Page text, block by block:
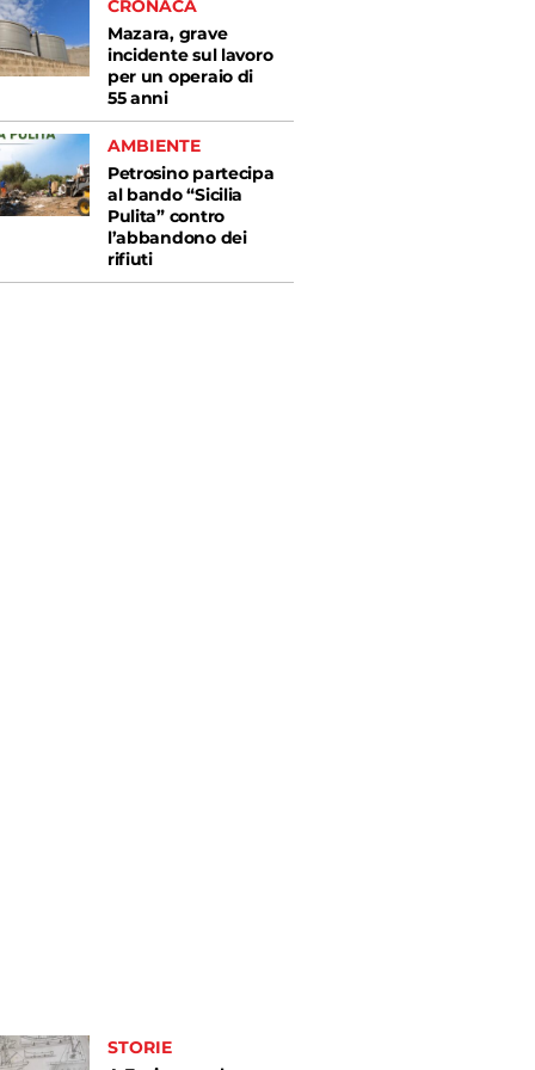
CRONACA
Mazara, grave
incidente sul lavoro
per un operaio di
55 anni
AMBIENTE
Petrosino partecipa
al bando “Sicilia
Pulita” contro
l’abbandono dei
rifiuti
STORIE